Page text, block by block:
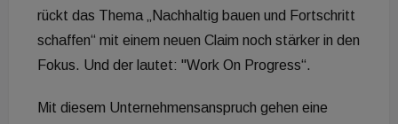
rückt das Thema „Nachhaltig bauen und Fortschritt
schaffen“ mit einem neuen Claim noch stärker in den
Fokus. Und der lautet: "Work On Progress“.
Mit diesem Unternehmensanspruch gehen eine